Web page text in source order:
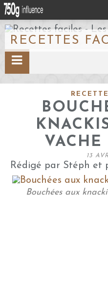
VACHE
13
Rédigé par Stéph et
Bouchées aux